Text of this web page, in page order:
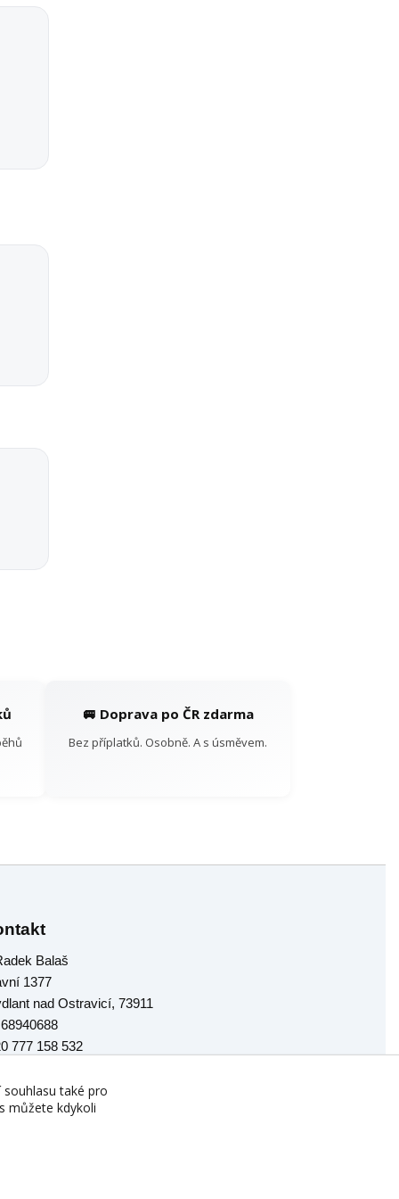
🚐 Doprava po ČR zdarma
Bez příplatků. Osobně. A s úsměvem.
Balaš
1377
nad Ostravicí, 73911
777 158 532
také pro
můžete kdykoli